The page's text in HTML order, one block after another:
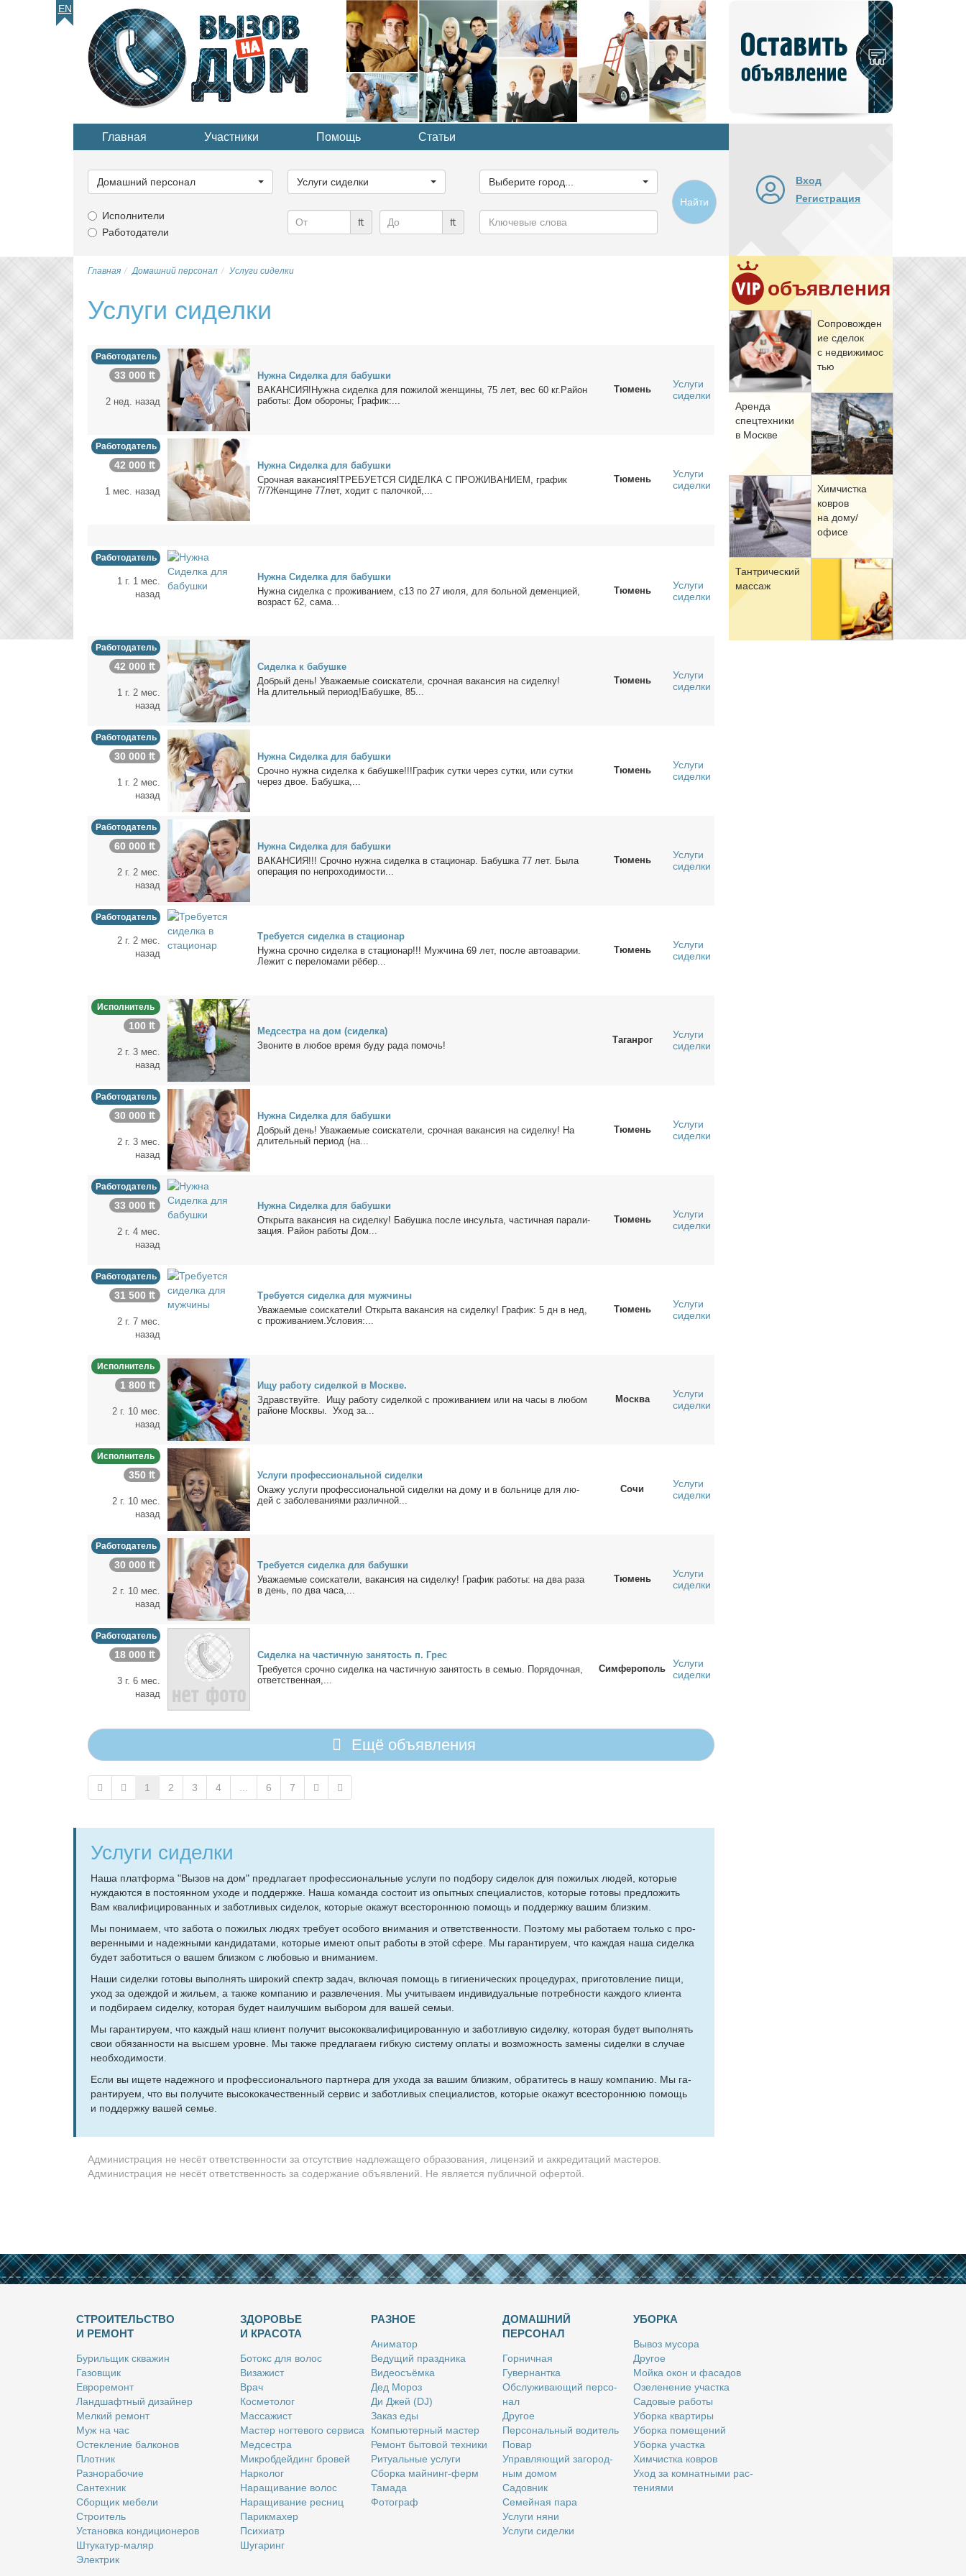
EN
объявление
Главная Участники Помощь Статьи
категорию...
Домашний персонал
категорию...
Услуги сиделки
город...
Выберите город...
Исполнители
Работодатели
₶ ₶
Ключевые
слова
Найти
Вход
Регистрация
объявления
Со­про­вож­де­н
ие сде­лок
с недви­жи­мо­с
тью
Арен­да
спец­тех­ни­ки
в Москве
Хим­чист­ка
ков­ров
на до­му/
офи­се
Тан­три­че­ский
мас­саж
Главная Домашний персонал Услуги сиделки
Услуги сиделки
Работодатель
33 000 ₶
2 нед. назад
Нуж­на Си­дел­ка для ба­буш­ки
ВАКАНСИЯ!Нуж­на си­дел­ка для по­жи­лой жен­щи­ны, 75 лет, вес 60 кг.Рай­он
ра­бо­ты: Дом обо­ро­ны; Гра­фик:...
Тюмень
Услуги
сиделки
Работодатель
42 000 ₶
1 мес. назад
Нуж­на Си­дел­ка для ба­буш­ки
Сроч­ная ва­кан­сия!ТРЕБУЕТСЯ СИДЕЛКА С ПРОЖИВАНИЕМ, гра­фик
7/7Жен­щине 77лет, хо­дит с па­лоч­кой,...
Тюмень
Услуги
сиделки
Работодатель
1 г. 1 мес.
назад
Нуж­на Си­дел­ка для ба­буш­ки
Нуж­на си­дел­ка с про­жи­ва­ни­ем, с13 по 27 июля, для боль­ной де­мен­ци­ей,
воз­раст 62, са­ма...
Тюмень
Услуги
сиделки
Работодатель
42 000 ₶
1 г. 2 мес.
назад
Си­дел­ка к ба­буш­ке
Доб­рый день! Ува­жа­е­мые со­ис­ка­те­ли, сроч­ная ва­кан­сия на си­дел­ку!
На дли­тель­ный пе­ри­од!Ба­буш­ке, 85...
Тюмень
Услуги
сиделки
Работодатель
30 000 ₶
1 г. 2 мес.
назад
Нуж­на Си­дел­ка для ба­буш­ки
Сроч­но нуж­на си­дел­ка к ба­буш­ке!!!Гра­фик сут­ки через сут­ки, или сут­ки
через двое. Ба­буш­ка,...
Тюмень
Услуги
сиделки
Работодатель
60 000 ₶
2 г. 2 мес.
назад
Нуж­на Си­дел­ка для ба­буш­ки
ВАКАНСИЯ!!! Сроч­но нуж­на си­дел­ка в ста­ци­о­нар. Ба­буш­ка 77 лет. Бы­ла
опе­ра­ция по непро­хо­ди­мо­сти...
Тюмень
Услуги
сиделки
Работодатель
2 г. 2 мес.
назад
Тре­бу­ет­ся си­дел­ка в ста­ци­о­нар
Нуж­на сроч­но си­дел­ка в ста­ци­о­нар!!! Муж­чи­на 69 лет, по­сле ав­то­ава­рии.
Ле­жит с пе­ре­ло­ма­ми рё­бер...
Тюмень
Услуги
сиделки
Исполнитель
100 ₶
2 г. 3 мес.
назад
Мед­сест­ра на дом (си­дел­ка)
Зво­ни­те в лю­бое вре­мя бу­ду ра­да по­мочь!
Таганрог
Услуги
сиделки
Работодатель
30 000 ₶
2 г. 3 мес.
назад
Нуж­на Си­дел­ка для ба­буш­ки
Доб­рый день! Ува­жа­е­мые со­ис­ка­те­ли, сроч­ная ва­кан­сия на си­дел­ку! На
дли­тель­ный пе­ри­од (на...
Тюмень
Услуги
сиделки
Работодатель
33 000 ₶
2 г. 4 мес.
назад
Нуж­на Си­дел­ка для ба­буш­ки
От­кры­та ва­кан­сия на си­дел­ку! Ба­буш­ка по­сле ин­суль­та, ча­стич­ная па­ра­ли­
за­ция. Рай­он ра­бо­ты Дом...
Тюмень
Услуги
сиделки
Работодатель
31 500 ₶
2 г. 7 мес.
назад
Тре­бу­ет­ся си­дел­ка для муж­чи­ны
Ува­жа­е­мые со­ис­ка­те­ли! От­кры­та ва­кан­сия на си­дел­ку! Гра­фик: 5 дн в нед,
с про­жи­ва­ни­ем.Усло­вия:...
Тюмень
Услуги
сиделки
Исполнитель
1 800 ₶
2 г. 10 мес.
назад
Ищу ра­бо­ту си­дел­кой в Москве.
Здрав­ствуй­те. Ищу ра­бо­ту си­дел­кой с про­жи­ва­ни­ем или на ча­сы в лю­бом
рай­оне Моск­вы. Уход за...
Москва
Услуги
сиделки
Исполнитель
350 ₶
2 г. 10 мес.
назад
Услу­ги про­фес­сио­наль­ной си­дел­ки
Ока­жу услу­ги про­фес­сио­наль­ной си­дел­ки на до­му и в боль­ни­це для лю­
дей с за­боле­ва­ни­я­ми раз­лич­ной...
Сочи
Услуги
сиделки
Работодатель
30 000 ₶
2 г. 10 мес.
назад
Тре­бу­ет­ся си­дел­ка для ба­буш­ки
Ува­жа­е­мые со­ис­ка­те­ли, ва­кан­сия на си­дел­ку! Гра­фик ра­бо­ты: на два ра­за
в день, по два ча­са,...
Тюмень
Услуги
сиделки
Работодатель
18 000 ₶
3 г. 6 мес.
назад
Си­дел­ка на ча­стич­ную за­ня­тость п. Грес
Тре­бу­ет­ся сроч­но си­дел­ка на ча­стич­ную за­ня­тость в се­мью. По­ря­доч­ная,
от­вет­ствен­ная,...
Симферополь
Услуги
сиделки
Ещё объявления
1 2 3 4 6 7
Услуги сиделки
На­ша плат­фор­ма "Вы­зов на дом" пред­ла­га­ет про­фес­сио­наль­ные услу­ги по под­бо­ру си­де­лок для по­жи­лых лю­дей, ко­то­рые
нуж­да­ют­ся в по­сто­ян­ном ухо­де и под­держ­ке. На­ша ко­ман­да со­сто­ит из опыт­ных спе­ци­а­ли­стов, ко­то­рые го­то­вы пред­ло­жить
Вам ква­ли­фи­ци­ро­ван­ных и за­бот­ли­вых си­де­лок, ко­то­рые ока­жут все­сто­рон­нюю по­мощь и под­держ­ку ва­шим близ­ким.
Мы по­ни­ма­ем, что за­бо­та о по­жи­лых лю­дях тре­бу­ет осо­бо­го вни­ма­ния и от­вет­ствен­но­сти. По­это­му мы ра­бо­та­ем толь­ко с про­
ве­рен­ны­ми и на­деж­ны­ми кан­ди­да­та­ми, ко­то­рые име­ют опыт ра­бо­ты в этой сфе­ре. Мы га­ран­ти­ру­ем, что каж­дая на­ша си­дел­ка
бу­дет за­бо­тить­ся о ва­шем близ­ком с лю­бо­вью и вни­ма­ни­ем.
На­ши си­дел­ки го­то­вы вы­пол­нять ши­ро­кий спектр за­дач, вклю­чая по­мощь в ги­ги­е­ни­че­ских про­це­ду­рах, при­го­тов­ле­ние пи­щи,
уход за одеж­дой и жи­льем, а так­же ком­па­нию и раз­вле­че­ния. Мы учи­ты­ва­ем ин­ди­ви­ду­аль­ные по­треб­но­сти каж­до­го кли­ен­та
и под­би­ра­ем си­дел­ку, ко­то­рая бу­дет наи­луч­шим вы­бо­ром для ва­шей се­мьи.
Мы га­ран­ти­ру­ем, что каж­дый наш кли­ент по­лу­чит вы­со­ко­ква­ли­фи­ци­ро­ван­ную и за­бот­ли­вую си­дел­ку, ко­то­рая бу­дет вы­пол­нять
свои обя­зан­но­сти на выс­шем уровне. Мы так­же пред­ла­га­ем гиб­кую си­сте­му опла­ты и воз­мож­ность за­ме­ны си­дел­ки в слу­чае
необ­хо­ди­мо­сти.
Ес­ли вы ище­те на­деж­но­го и про­фес­сио­наль­но­го парт­не­ра для ухо­да за ва­шим близ­ким, об­ра­ти­тесь в на­шу ком­па­нию. Мы га­
ран­ти­ру­ем, что вы по­лу­чи­те вы­со­ко­ка­че­ствен­ный сер­вис и за­бот­ли­вых спе­ци­а­ли­стов, ко­то­рые ока­жут все­сто­рон­нюю по­мощь
и под­держ­ку ва­шей се­мье.
Администрация не несёт ответственности за отсутствие надлежащего образования, лицензий и аккредитаций мастеров.
Администрация не несёт ответственность за содержание объявлений. Не является публичной офертой.
СТРОИТЕЛЬСТВО
И РЕМОНТ
Бу­риль­щик сква­жин
Га­зов­щик
Ев­ро­ре­монт
Ланд­шафт­ный ди­зай­нер
Мел­кий ре­монт
Муж на час
Остек­ле­ние бал­ко­нов
Плот­ник
Раз­но­ра­бо­чие
Сан­тех­ник
Сбор­щик ме­бе­ли
Стро­и­тель
Уста­нов­ка кон­ди­ци­о­не­ров
Шту­ка­тур-ма­ляр
Элек­трик
ЗДОРОВЬЕ
И КРАСОТА
Бо­токс для во­лос
Ви­за­жист
Врач
Кос­ме­то­лог
Мас­са­жист
Ма­стер ног­те­во­го сер­ви­са
Мед­сест­ра
Мик­роб­дей­динг бро­вей
Нар­ко­лог
На­ра­щи­ва­ние во­лос
На­ра­щи­ва­ние рес­ниц
Па­рик­махер
Пси­хи­атр
Шу­га­ринг
РАЗНОЕ
Ани­ма­тор
Ве­ду­щий празд­ни­ка
Ви­део­съём­ка
Дед Мо­роз
Ди Джей (DJ)
За­каз еды
Ком­пью­тер­ный ма­стер
Ре­монт бы­то­вой тех­ни­ки
Ри­ту­аль­ные услу­ги
Сбор­ка май­нинг-ферм
Та­ма­да
Фо­то­граф
ДОМАШНИЙ
ПЕРСОНАЛ
Гор­нич­ная
Гу­вер­нант­ка
Об­слу­жи­ва­ю­щий пер­со­
нал
Дру­гое
Пер­со­наль­ный во­ди­тель
По­вар
Управ­ля­ю­щий за­го­род­
ным до­мом
Са­дов­ник
Се­мей­ная па­ра
Услу­ги ня­ни
Услу­ги си­дел­ки
УБОРКА
Вы­воз му­со­ра
Дру­гое
Мой­ка окон и фа­са­дов
Озе­ле­не­ние участ­ка
Са­до­вые ра­бо­ты
Убор­ка квар­ти­ры
Убор­ка по­ме­ще­ний
Убор­ка участ­ка
Хим­чист­ка ков­ров
Уход за ком­нат­ны­ми рас­
те­ни­я­ми